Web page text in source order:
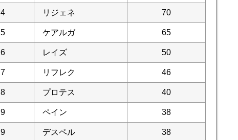
4 リジェネ 70
5 ケアルガ 65
6 レイズ 50
7 リフレク 46
8 プロテス 40
9 ペイン 38
9 デスペル 38